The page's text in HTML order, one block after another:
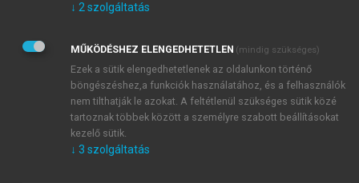
Kérek értesítést az Akadémiai Kiadó Zrt. újdonságairól,
Adatkezelési tájékoztatóbanfoglaltakat tudomásul
veszem és elfogadom.
Általános vásárlási feltételeket, valamint a szotar.netés a
mersz.huoldalak licencszerződéseiben foglaltakat
tudomásul veszem és elfogadom.
KIPRÓBÁLOM
↓ 2 szolgáltatás
MŰKÖDÉSHEZ ELENGEDHETETLEN (mindig szükséges)
Ezek a sütik elengedhetetlenek az oldalunkon történő
böngészéshez,a funkciók használatához, és a felhasználók
nem tilthatják le azokat. A feltétlenül szükséges sütik közé
tartoznak többek között a személyre szabott beállításokat
kezelő sütik.
↓ 3 szolgáltatás